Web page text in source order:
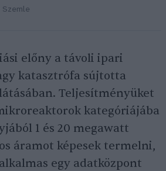
Szemle
előny a távoli ipari
katasztrófa sújtotta
Teljesítményüket
kategóriájába
1 és 20 megawatt
áramot képesek termelni,
egy adatközpont